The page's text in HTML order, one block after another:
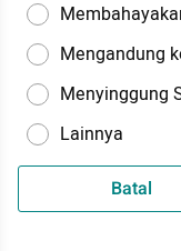
Mengandung
Menyinggung
Lainnya
Batal